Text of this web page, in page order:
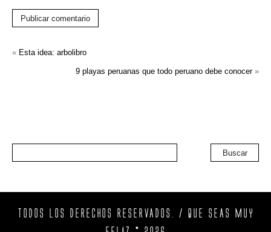
Publicar comentario
« Esta idea: arbolibro
9 playas peruanas que todo peruano debe conocer»
Buscar
TODOS LOS DERECHOS RESERVADOS. / QUE SEAS MUY